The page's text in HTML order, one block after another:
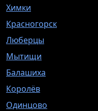
Химки
Красногорск
Люберцы
Мытищи
Балашиха
Королёв
Одинцово